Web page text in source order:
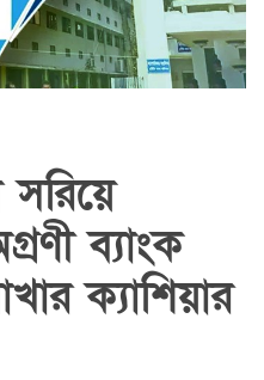
ব্যাংক
ক্যাশিয়ার